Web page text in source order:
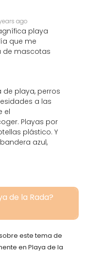
ago
playa
que me
de mascotas
de playa, perros
a las
el
Playas por
plástico. Y
azul,
de la Rada?
este tema de
en Playa de la